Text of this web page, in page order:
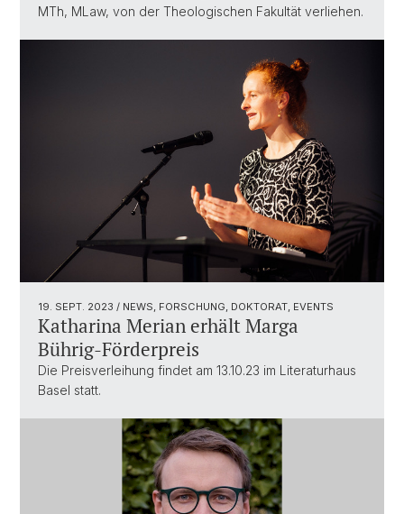
MTh, MLaw, von der Theologischen Fakultät verliehen.
19. SEPT. 2023 / NEWS, FORSCHUNG, DOKTORAT, EVENTS
Katharina Merian erhält Marga
Bührig-Förderpreis
Die Preisverleihung findet am 13.10.23 im Literaturhaus
Basel statt.